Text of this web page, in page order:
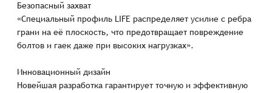
Безопасный захват
«Специальный профиль LIFE распределяет усилие с ребра
грани на её плоскость, что предотвращает повреждение
болтов и гаек даже при высоких нагрузках».
Инновационный дизайн
Новейшая разработка гарантирует точную и эффективную